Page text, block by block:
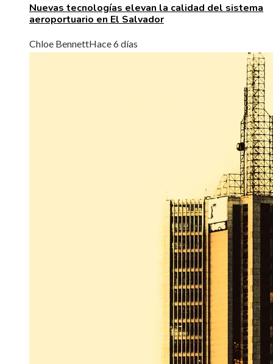
Nuevas tecnologías elevan la calidad del sistema
aeroportuario en El Salvador
Chloe BennettHace 6 días